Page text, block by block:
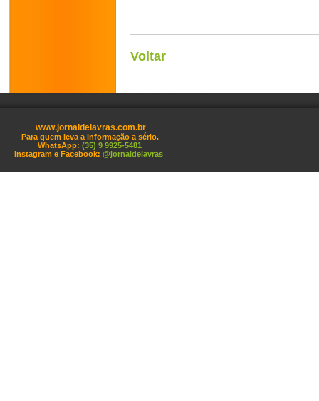
Voltar
www.jornaldelavras.com.br
Para quem leva a informação a sério.
WhatsApp: (35) 9 9925-5481
Instagram e Facebook: @jornaldelavras